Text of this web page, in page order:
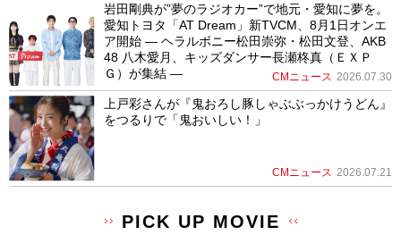
岩田剛典が”夢のラジオカー”で地元・愛知に夢を。
愛知トヨタ「AT Dream」新TVCM、8月1日オンエ
ア開始 ― ヘラルボニー松田崇弥・松田文登、AKB
48 八木愛月、キッズダンサー長瀬柊真（ＥＸＰ
Ｇ）が集結 ―
CMニュース 2026.07.30
上戸彩さんが『鬼おろし豚しゃぶぶっかけうどん』
をつるりで「鬼おいしい！」
CMニュース 2026.07.21
PICK UP MOVIE